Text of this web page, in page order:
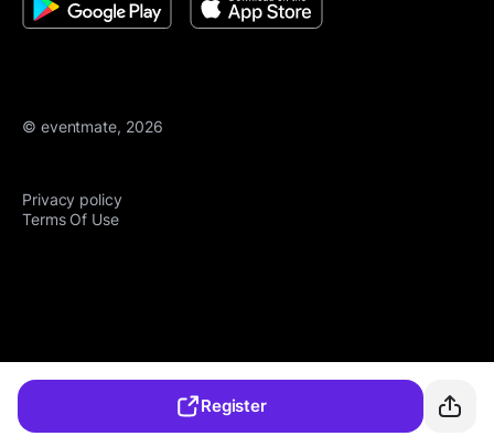
© eventmate, 2026
Privacy policy
Terms Of Use
Register